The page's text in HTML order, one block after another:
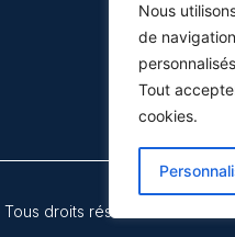
Nous
de
Tout
cookies.
droits réservés.